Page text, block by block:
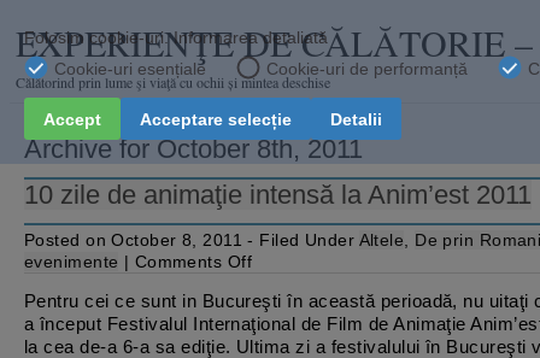
EXPERIENŢE DE CĂLĂTORIE
Călătorind prin lume şi viaţă cu ochii și mintea deschise
Archive for October 8th, 2011
10 zile de animaţie intensă la Anim’est 2011
Posted on October 8, 2011 - Filed Under Altele
De prin
evenimente | Comments Offon
de
animaţie
intensă
Pentru cei ce sunt in Bucureşti în această perioadă, nu uitaţi
a început Festivalul Internaţional de Film de Animaţie
la cea de-a 6-a sa ediţie. Ultima zi a festivalului în Bucureşti